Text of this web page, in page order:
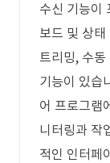
수신 기능이
보드 및 상
트리밍, 수
기능이 있습
어 프로그램
니터링과 작
적인 인터페